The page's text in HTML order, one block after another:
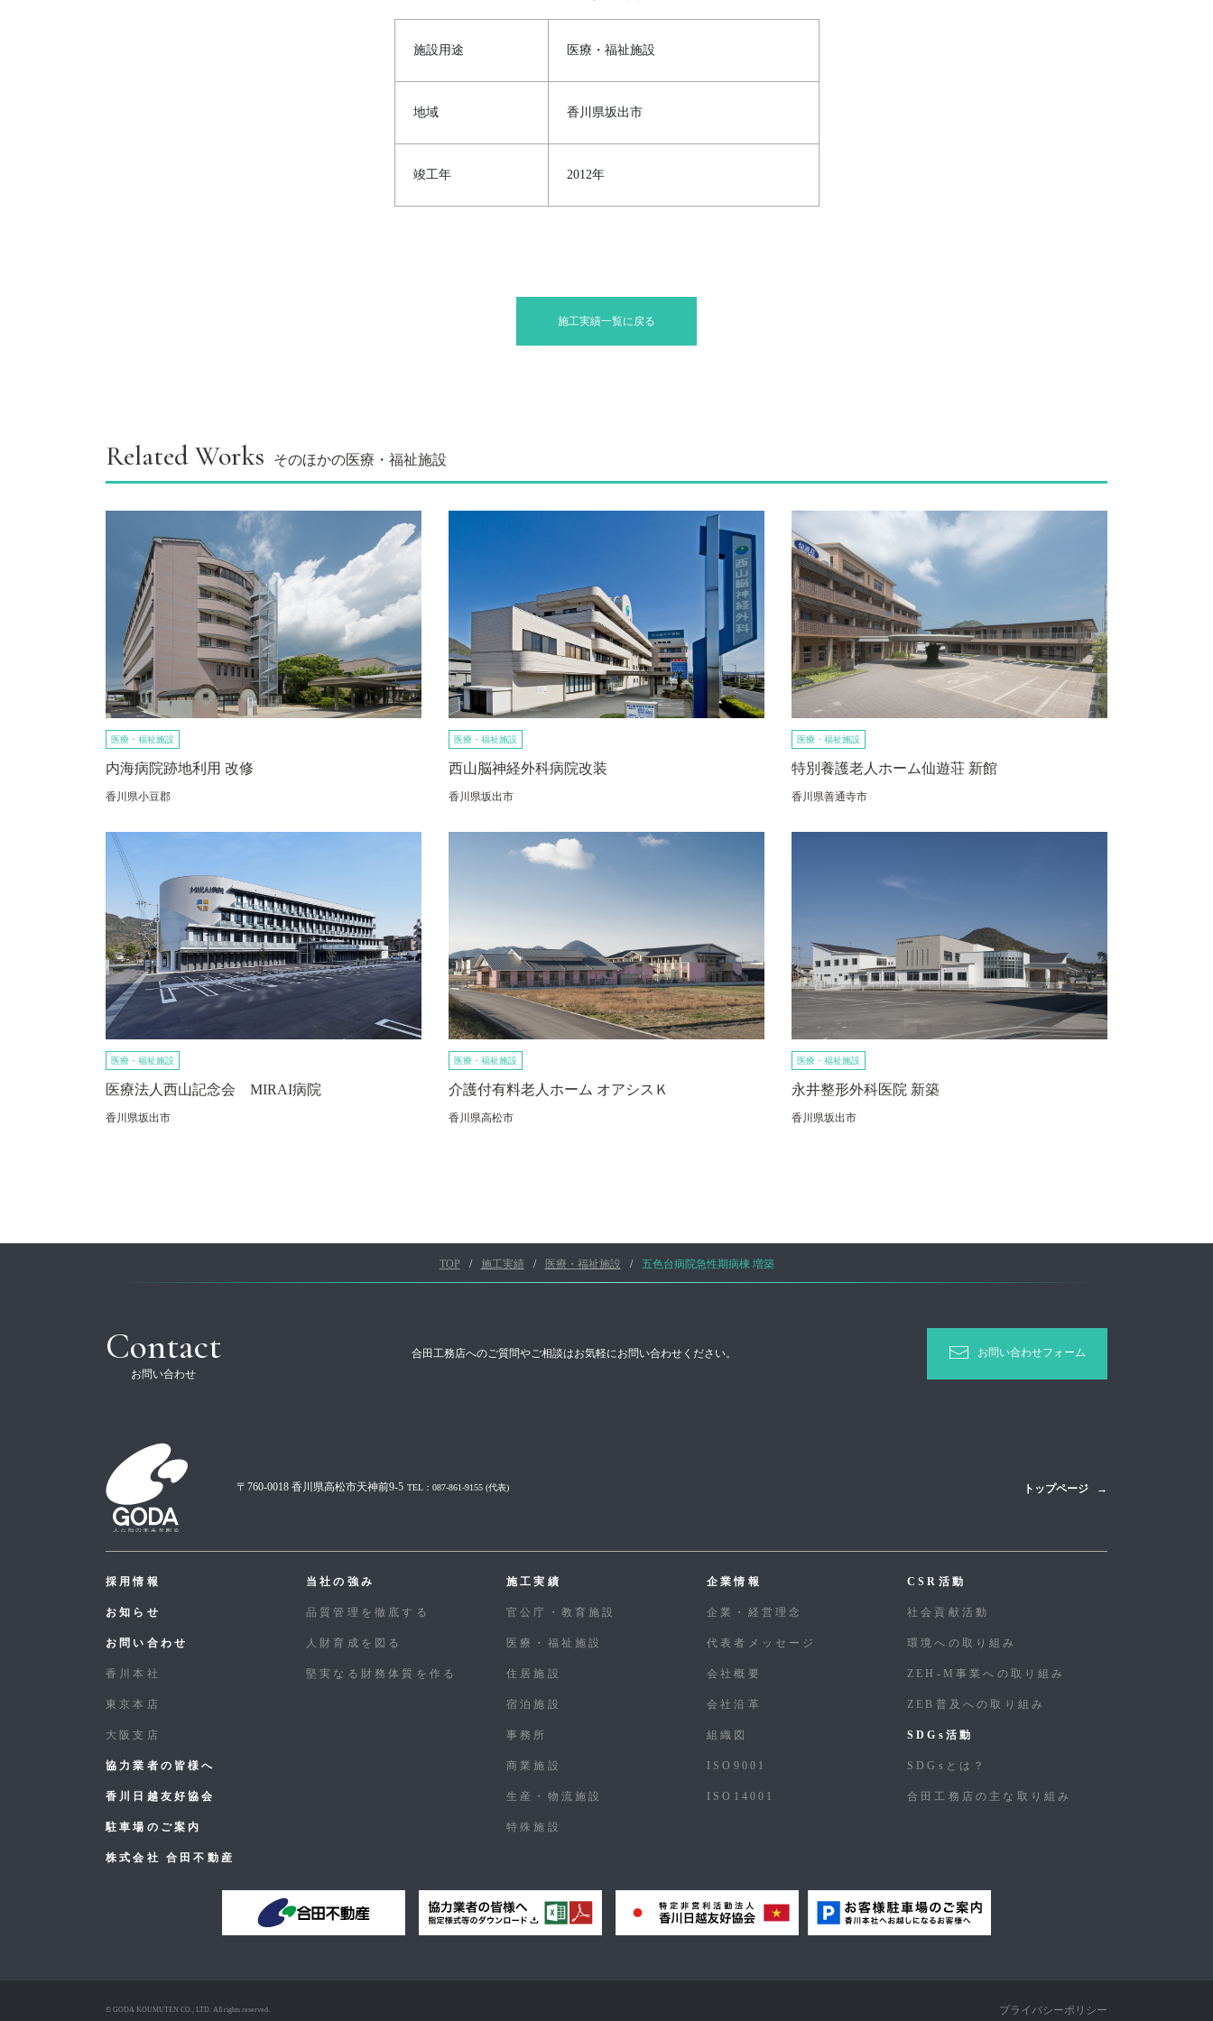
施設用途 医療・福祉施設
地域 香川県坂出市
竣工年 2012年
施工実績一覧に戻る
Related Works そのほかの医療・福祉施設
医療・福祉施設
内海病院跡地利用 改修
香川県小豆郡
医療・福祉施設
西山脳神経外科病院改装
香川県坂出市
医療・福祉施設
特別養護老人ホーム仙遊荘 新館
香川県善通寺市
医療・福祉施設
医療法人西山記念会 MIRAI病院
香川県坂出市
医療・福祉施設
介護付有料老人ホーム オアシスＫ
香川県高松市
医療・福祉施設
永井整形外科医院 新築
香川県坂出市
TOP 施工実績 医療・福祉施設 五色台病院急性期病棟 増築
Contact
お問い合わせ
合田工務店へのご質問やご相談はお気軽にお問い合わせください。 お問い合わせフォーム
〒760-0018 香川県高松市天神前9-5 TEL：087-861-9155(代表) トップページ
採用情報
お知らせ
お問い合わせ
香川本社
東京本店
大阪支店
協力業者の皆様へ
香川日越友好協会
駐車場のご案内
株式会社 合田不動産
当社の強み
品質管理を徹底する
人財育成を図る
堅実なる財務体質を作る
施工実績
官公庁・教育施設
医療・福祉施設
住居施設
宿泊施設
事務所
商業施設
生産・物流施設
特殊施設
企業情報
企業・経営理念
代表者メッセージ
会社概要
会社沿革
組織図
ISO9001
ISO14001
CSR活動
社会貢献活動
環境への取り組み
ZEH-M事業への取り組み
ZEB普及への取り組み
SDGs活動
SDGsとは？
合⽥⼯務店の主な取り組み
© GODA KOUMUTEN CO., LTD. All rights reserved. プライバシーポリシー